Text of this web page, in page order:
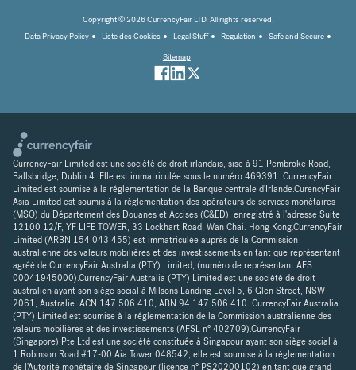
Copyright © 2026 CurrencyFair LTD. All rights reserved.
Data Privacy Policy
Liste des Cookies Legal Stuff Regulation
Safe and Secure
Sitemap
CurrencyFair Limited est une société de droit irlandais, sise à 91 Pembroke Road,
Ballsbridge, Dublin 4. Elle est immatriculée sous le numéro 469391. CurrencyFair
Limited est soumise à la réglementation de la Banque centrale d'Irlande.CurencyFair
Asia Limited est soumis à la réglementation des opérateurs de services monétaires
(MSO) du Département des Douanes et Accises (C&ED), enregistré à l'adresse Suite
12100 12/F, YF LIFE TOWER, 33 Lockhart Road, Wan Chai. Hong Kong.CurrencyFair
Limited (ARBN 154 043 455) est immatriculée auprès de la Commission
australienne des valeurs mobilières et des investissements en tant que représentant
agréé de CurrencyFair Australia (PTY) Limited, (numéro de représentant AFS
00041945000).CurrencyFair Australia (PTY) Limited est une société de droit
australien ayant son siège social à Milsons Landing Level 5, 6 Glen Street, NSW
2061, Australie. ACN 147 506 410, ABN 94 147 506 410. CurrencyFair Australia
(PTY) Limited est soumise à la réglementation de la Commission australienne des
valeurs mobilières et des investissements (AFSL n° 402709).CurrencyFair
(Singapore) Pte Ltd est une société constituée à Singapour ayant son siège social à
1 Robinson Road #17-00 Aia Tower 048542, elle est soumise à la réglementation
de l'Autorité monétaire de Singapour (licence n° PS20200102) en tant que grand